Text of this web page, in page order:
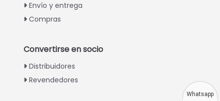
Envío y entrega
Compras
Convertirse en socio
Distribuidores
Revendedores
Swahili
Urdu
Whatsapp